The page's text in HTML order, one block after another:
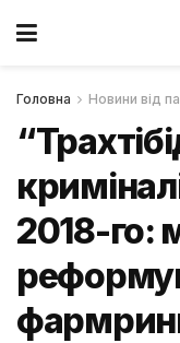
Головна Новини від
2018-го: